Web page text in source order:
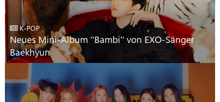
K-POP
Neues Mini-Album ''Bambi'' von EXO-Sänger
Baekhyun